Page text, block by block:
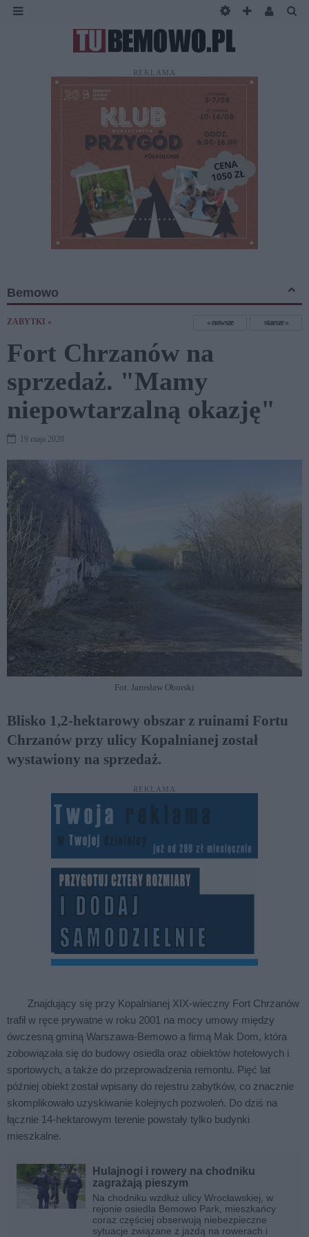
REKLAMA
Bemowo
ZABYTKI » nowsze starsze
Fort Chrzanów na
sprzedaż. "Mamy
niepowtarzalną okazję"
19 maja 2020
Fot. Jarosław Oborski
Blisko 1,2-hektarowy obszar z ruinami Fortu
Chrzanów przy ulicy Kopalnianej został
wystawiony na sprzedaż.
REKLAMA
Znajdujący się przy Kopalnianej XIX-wieczny Fort Chrzanów
trafił w ręce prywatne w roku 2001 na mocy umowy między
ówczesną gminą Warszawa-Bemowo a firmą Mak Dom, która
zobowiązała się do budowy osiedla oraz obiektów hotelowych i
sportowych, a także do przeprowadzenia remontu. Pięć lat
później obiekt został wpisany do rejestru zabytków, co znacznie
skomplikowało uzyskiwanie kolejnych pozwoleń. Do dziś na
łącznie 14-hektarowym terenie powstały tylko budynki
mieszkalne.
Hulajnogi i rowery na chodniku
zagrażają pieszym
Na chodniku wzdłuż ulicy Wrocławskiej, w
rejonie osiedla Bemowo Park, mieszkańcy
coraz częściej obserwują niebezpieczne
sytuacje związane z jazdą na rowerach i